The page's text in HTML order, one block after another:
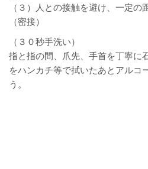
（３）人との接触を避け、一定の
（密接）
（３０秒手洗い）
指と指の間、爪先、手首を丁寧に
をハンカチ等で拭いたあとアルコ
う。